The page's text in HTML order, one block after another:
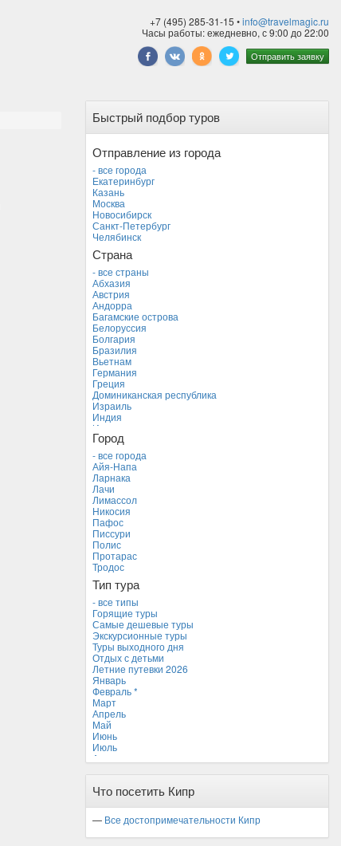
+7 (495) 285-31-15 •info@travelmagic.ru
Часы работы: ежедневно, с 9:00 до 22:00
Отправить заявку
Быстрый подбор туров
Отправление из города
- все города
Екатеринбург
Казань
Москва
Новосибирск
Санкт-Петербург
Челябинск
Страна
- все страны
Абхазия
Австрия
Андорра
Багамские острова
Белоруссия
Болгария
Бразилия
Вьетнам
Германия
Греция
Доминиканская республика
Израиль
Индия
Индонезия
Иордания
Италия
Камбоджа
Кипр *
Куба
Мальдивские острова
Мальта
Новая Зеландия
Объединенные Арабские Эмираты
Перу
Россия
Таиланд
Тунис
Турция
Финляндия
Франция
Хорватия
Черногория
Чехия
Город
- все города
Айя-Напа
Ларнака
Лачи
Лимассол
Никосия
Пафос
Писсури
Полис
Протарас
Тродос
Тип тура
- все типы
Горящие туры
Самые дешевые туры
Экскурсионные туры
Туры выходного дня
Отдых с детьми
Летние путевки 2026
Январь
Февраль *
Март
Апрель
Май
Июнь
Июль
Август
Ноябрь
Что посетить Кипр
— Все достопримечательности Кипр